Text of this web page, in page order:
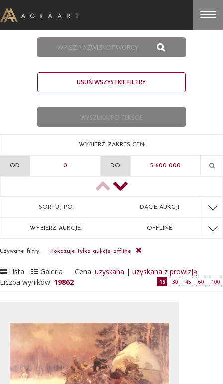
USUŃ WSZYSTKIE FILTRY
WYBIERZ ZAKRES CEN:
OD DO
SORTUJ PO: DACIE AUKCJI
WYBIERZ AUKCJE: OFFLINE
Używane filtry: Pokazuje tylko aukcje: offline
Lista Galeria Cena: uzyskana | uzyskana z prowizją
Liczba wyników: 19862 15 30 45 60 100